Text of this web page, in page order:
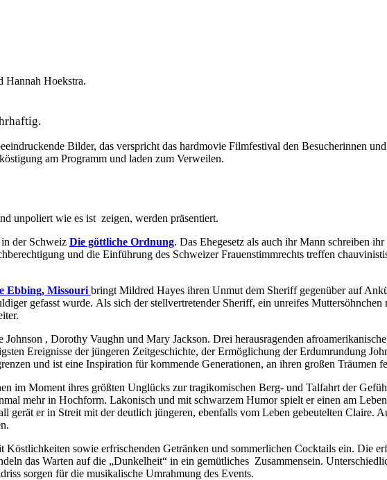
Hannah Hoekstra.
Bilder, das verspricht das hardmovie Filmfestival den Besucherinnen
am Programm und laden zum Verweilen.
unpoliert wie es ist zeigen, werden präsentiert.
der Schweiz Die göttliche Ordnung. Das Ehegesetz als auch ihr Mann schreiben
und die Einführung des Schweizer Frauenstimmrechts treffen
Ebbing, Missouri bringt Mildred Hayes ihren Unmut dem Sheriff gegenüber auf
gefasst wurde. Als sich der stellvertretender Sheriff, ein unreifes
Johnson , Dorothy Vaughn und Mary Jackson. Drei herausragenden
Ereignisse der jüngeren Zeitgeschichte, der Ermöglichung derErdumrundung
und ist eine Inspiration für kommende Generationen, an ihren großen Träumen
im Moment ihres größten Unglücks zur tragikomischen Berg- und Talfahrt der
mehr in Hochform. Lakonisch und mit schwarzem Humor spielt er einen am
gerät er in Streit mit der deutlich jüngeren, ebenfalls vom Leben gebeutelten Claire.
sowie erfrischenden Getränken und sommerlichen Cocktails ein. Die
das Warten auf die „Dunkelheit“ in ein gemütliches Zusammensein.
sorgen für die musikalische Umrahmung des Events.